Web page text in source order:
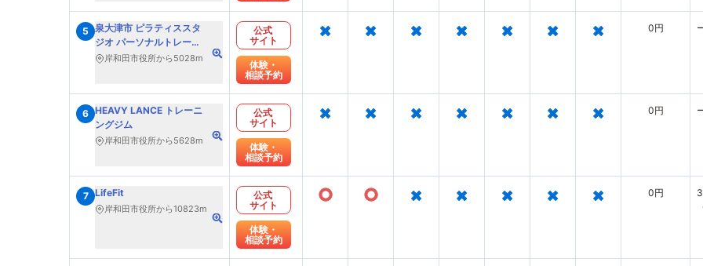
5 泉大津市 ピラティススタ
ジオ パーソナルトレーニ
ング フィットネスサロン
岸和田市役所から5028m
公式
サイト
体験・
相談予約
× × × × × × × 0円
6 HEAVY LANCE トレーニ
ングジム
岸和田市役所から5628m
公式
サイト
体験・
相談予約
× × × × × × × 0円
7 LifeFit
岸和田市役所から10823m
公式
サイト
体験・
相談予約
○ ○ × × × × × 0円